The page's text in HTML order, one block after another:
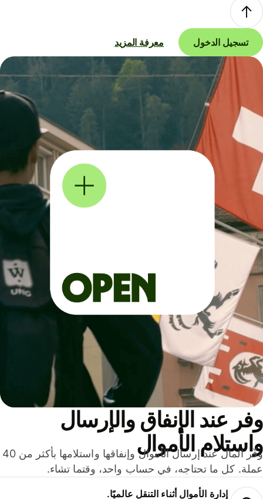
تسجيل الدخول معرفة المزيد
عند الإنفاق والإرسال
الأموال
وفّر المال عند إرسال الأموال وإنفاقها واستلامها بأكثر من 40
كل ما تحتاجه، في حساب واحد، وقتما تشاء.
إدارة الأموال أثناء التنقل عالميًا.